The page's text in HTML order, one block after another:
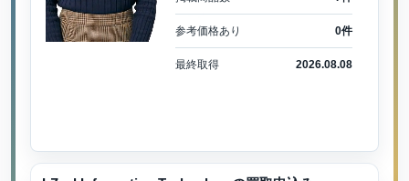
参考価格あり 0件
最終取得 2026.08.08